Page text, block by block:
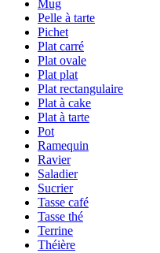
Mug
Pelle à tarte
Pichet
Plat carré
Plat ovale
Plat plat
Plat rectangulaire
Plat à cake
Plat à tarte
Pot
Ramequin
Ravier
Saladier
Sucrier
Tasse café
Tasse thé
Terrine
Théière